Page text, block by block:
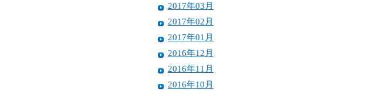
2017年03月
2017年02月
2017年01月
2016年12月
2016年11月
2016年10月